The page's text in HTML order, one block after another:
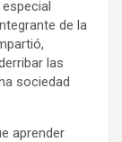
de la
las
sociedad
aprender